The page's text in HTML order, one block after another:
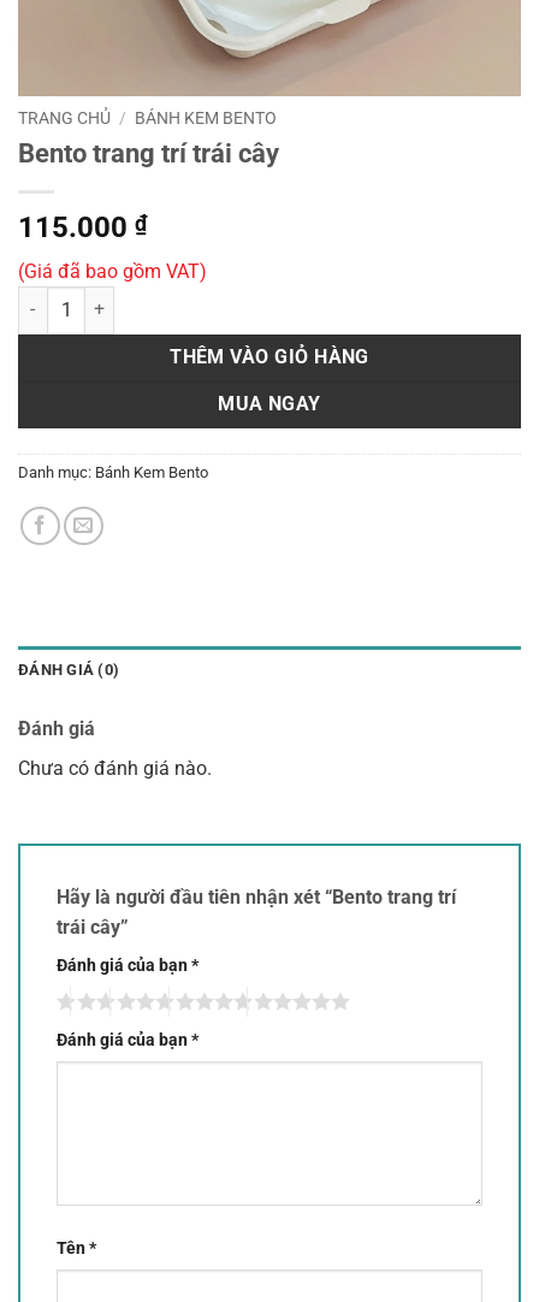
TRANG CHỦ / BÁNH KEM BENTO
Bento trang trí trái cây
115.000 ₫
(Giá đã bao gồm VAT)
Bento trang trí trái cây số lượng
THÊM VÀO GIỎ HÀNG
MUA NGAY
Danh mục: Bánh Kem Bento
ĐÁNH GIÁ (0)
Đánh giá
Chưa có đánh giá nào.
Hãy là người đầu tiên nhận xét “Bento trang trí
trái cây”
Đánh giá của bạn*
Đánh giá của bạn*
Tên*